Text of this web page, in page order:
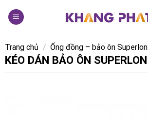
Trang chủ / Ống đồng – bảo ôn Superlon
KÉO DÁN BẢO ÔN SUPERLON